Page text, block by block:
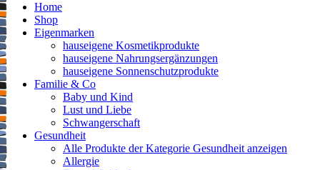
Home
Shop
Eigenmarken
hauseigene Kosmetikprodukte
hauseigene Nahrungsergänzungen
hauseigene Sonnenschutzprodukte
Familie & Co
Baby und Kind
Lust und Liebe
Schwangerschaft
Gesundheit
Alle Produkte der Kategorie Gesundheit anzeigen
Allergie